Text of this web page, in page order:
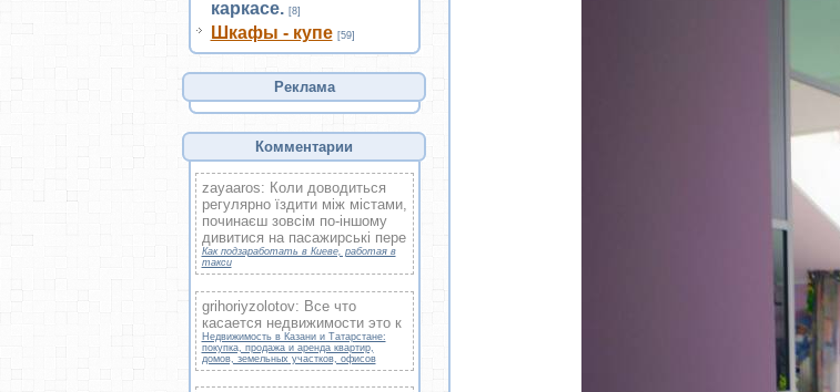
каркасе. [8]
Шкафы - купе [59]
Реклама
Комментарии
zayaaros: Коли доводиться
регулярно їздити між містами,
починаєш зовсім по-іншому
дивитися на пасажирські пере
Как подзаработать в Киеве, работая в
такси
grihoriyzolotov: Все что
касается недвижимости это к
Недвижимость в Казани и Татарстане:
покупка, продажа и аренда квартир,
домов, земельных участков, офисов